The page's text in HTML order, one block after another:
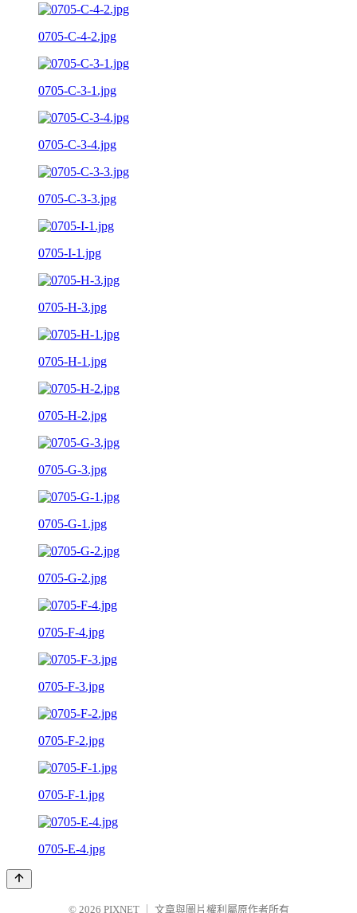
0705-C-4-2.jpg
0705-C-3-1.jpg
0705-C-3-4.jpg
0705-C-3-3.jpg
0705-I-1.jpg
0705-H-3.jpg
0705-H-1.jpg
0705-H-2.jpg
0705-G-3.jpg
0705-G-1.jpg
0705-G-2.jpg
0705-F-4.jpg
0705-F-3.jpg
0705-F-2.jpg
0705-F-1.jpg
0705-E-4.jpg
© 2026 PIXNET 文章與圖片權利屬原作者所有